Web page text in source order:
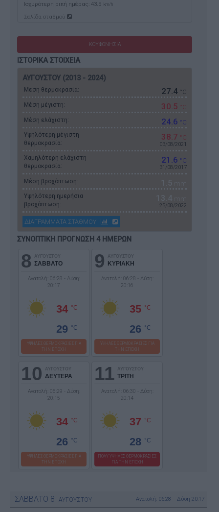
Ισχυρότερη ριπή ημέρας: 43.5 km/h
Σελίδα σταθμού
ΚΟΥΦΟΝΗΣΙΑ
ΙΣΤΟΡΙΚΑ ΣΤΟΙΧΕΙΑ
ΑΥΓΟΥΣΤΟΥ (2013 - 2024)
Μεση θερμοκρασία: 27.4 °C
Μέση μέγιστη: 30.5 °C
Μέση ελάχιστη: 24.6 °C
Υψηλότερη μέγιστη
θερμοκρασία:
38.7 °C
03/08/2021
Χαμηλότερη ελάχιστη
θερμοκρασία:
21.6 °C
31/08/2017
Μέση βροχόπτωση: 1.5 mm
Υψηλότερη ημερήσια
βροχόπτωση:
13.4 mm
25/08/2022
ΔΙΑΓΡΑΜΜΑΤΑ ΣΤΑΘΜΟΥ
ΣΥΝΟΠΤΙΚΗ ΠΡΟΓΝΩΣΗ 4 ΗΜΕΡΩΝ
8 ΑΥΓΟΥΣΤΟΥ
ΣΑΒΒΑΤΟ
Ανατολή: 06:28 - Δύση:
20:17
34 °C
29 °C
ΥΨΗΛΕΣ ΘΕΡΜΟΚΡΑΣΙΕΣ ΓΙΑ
ΤΗΝ ΕΠΟΧΗ
9 ΑΥΓΟΥΣΤΟΥ
ΚΥΡΙΑΚΗ
Ανατολή: 06:28 - Δύση:
20:16
35 °C
26 °C
ΥΨΗΛΕΣ ΘΕΡΜΟΚΡΑΣΙΕΣ ΓΙΑ
ΤΗΝ ΕΠΟΧΗ
10 ΑΥΓΟΥΣΤΟΥ
ΔΕΥΤΕΡΑ
Ανατολή: 06:29 - Δύση:
20:15
34 °C
26 °C
ΥΨΗΛΕΣ ΘΕΡΜΟΚΡΑΣΙΕΣ ΓΙΑ
ΤΗΝ ΕΠΟΧΗ
11 ΑΥΓΟΥΣΤΟΥ
ΤΡΙΤΗ
Ανατολή: 06:30 - Δύση:
20:14
37 °C
28 °C
ΠΟΛΥ ΥΨΗΛΕΣ ΘΕΡΜΟΚΡΑΣΙΕΣ
ΓΙΑ ΤΗΝ ΕΠΟΧΗ
ΣΑΒΒΑΤΟ 8 ΑΥΓΟΥΣΤΟΥ Ανατολή: 06:28 - Δύση 20:17